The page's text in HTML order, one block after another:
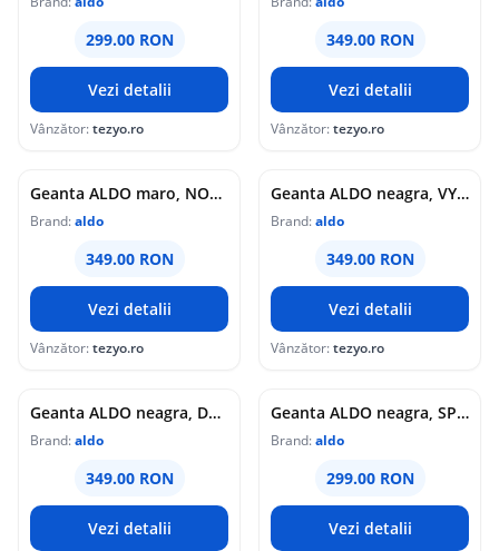
299.00 RON
Vezi detalii
Vânzător:tezyo.ro
349.00 RON
Vezi detalii
Vânzător:tezyo.ro
Geanta ALDO maro, NOORELUXE 227, din material textil
Brand:aldo
349.00 RON
Vezi detalii
Vânzător:tezyo.ro
Geanta ALDO neagra, VYVIIENNE 008, din piele ecologica
Brand:aldo
349.00 RON
Vezi detalii
Vânzător:tezyo.ro
Geanta ALDO neagra, DESERTROSE 001, din piele ecologica
Brand:aldo
349.00 RON
Vezi detalii
Geanta ALDO neagra, SPARKLEBAG 001, din piele ecologica
Brand:aldo
299.00 RON
Vezi detalii